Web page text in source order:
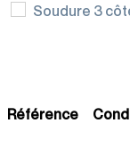
Soudure 3
Référence